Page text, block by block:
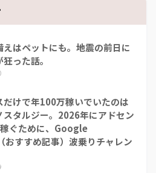
えはペットにも。地震の前日に
った話。
だけで年100万稼いでいたのは
スタルジー。2026年にアドセン
ぐために、Google
おすすめ記事）波乗りチャレン